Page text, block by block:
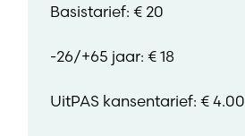
Basistarief: € 20
-26/+65 jaar: € 18
UitPAS kansentarief: € 4.00